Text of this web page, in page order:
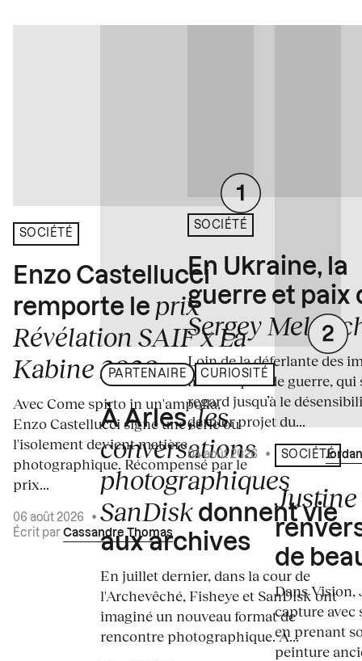
SOCIÉTÉ
Enzo Castellucci
remporte le prix
Révélation SAIF x La
Kabine 2026
Avec Come spirto in un'ampolla,
Enzo Castellucci signe une série où
l'isolement devient matière
photographique. Récompensé par le
prix...
06 août 2026
•
Écrit par Cassandre Thomas
PARTENAIRE CURIOSITÉ
À Arles,les
conversations
photographiques
SanDisk donnent vie
aux archives
En juillet dernier, dans la cour de
l'Archevêché, Fisheye et SanDisk ont
imaginé un nouveau format de
rencontre photographique. À...
SOCIÉTÉ
En Ukraine, la
guerre et paix
Sergey
Loin de la déferlante des
médiatiques de guerre, qui
regard jusqu’à le
dernier projet du...
04 août 2026 • Écrit par
SOCIÉTÉ
de
Dans
capture avec
en prenant
peinture